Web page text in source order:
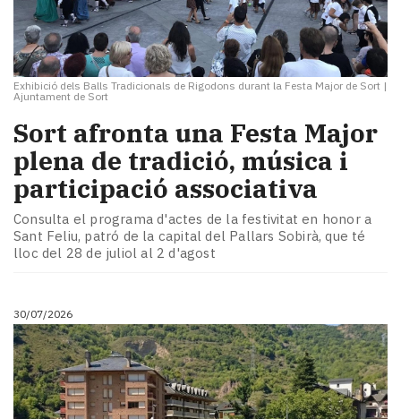
Exhibició dels Balls Tradicionals de Rigodons durant la Festa Major de Sort |
Ajuntament de Sort
Sort afronta una Festa Major
plena de tradició, música i
participació associativa
Consulta el programa d'actes de la festivitat en honor a
Sant Feliu, patró de la capital del Pallars Sobirà, que té
lloc del 28 de juliol al 2 d'agost
30/07/2026